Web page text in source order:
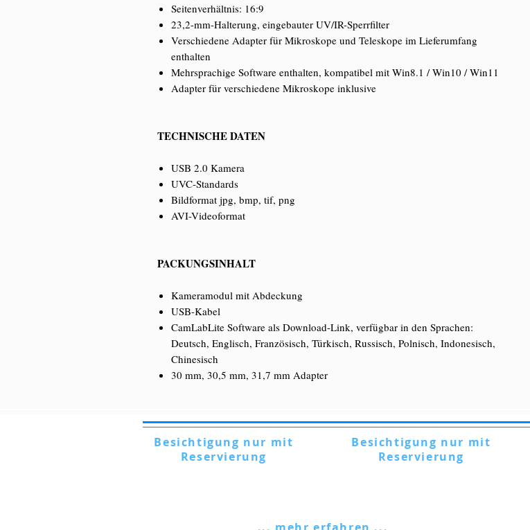
Seitenverhältnis: 16:9
23,2-mm-Halterung, eingebauter UV/IR-Sperrfilter
Verschiedene Adapter für Mikroskope und Teleskope im Lieferumfang
enthalten
Mehrsprachige Software enthalten, kompatibel mit Win8.1 / Win10 / Win11
Adapter für verschiedene Mikroskope inklusive
TECHNISCHE DATEN
USB 2.0 Kamera
UVC-Standards
Bildformat jpg, bmp, tif, png
AVI-Videoformat
PACKUNGSINHALT
Kameramodul mit Abdeckung
USB-Kabel
CamLabLite Software als Download-Link, verfügbar in den Sprachen:
Deutsch, Englisch, Französisch, Türkisch, Russisch, Polnisch, Indonesisch,
Chinesisch
30 mm, 30,5 mm, 31,7 mm Adapter
Besichtigung nur mit
Reservierung
... mehr erfahren ...
Besichtigung nur mit
Reservierung